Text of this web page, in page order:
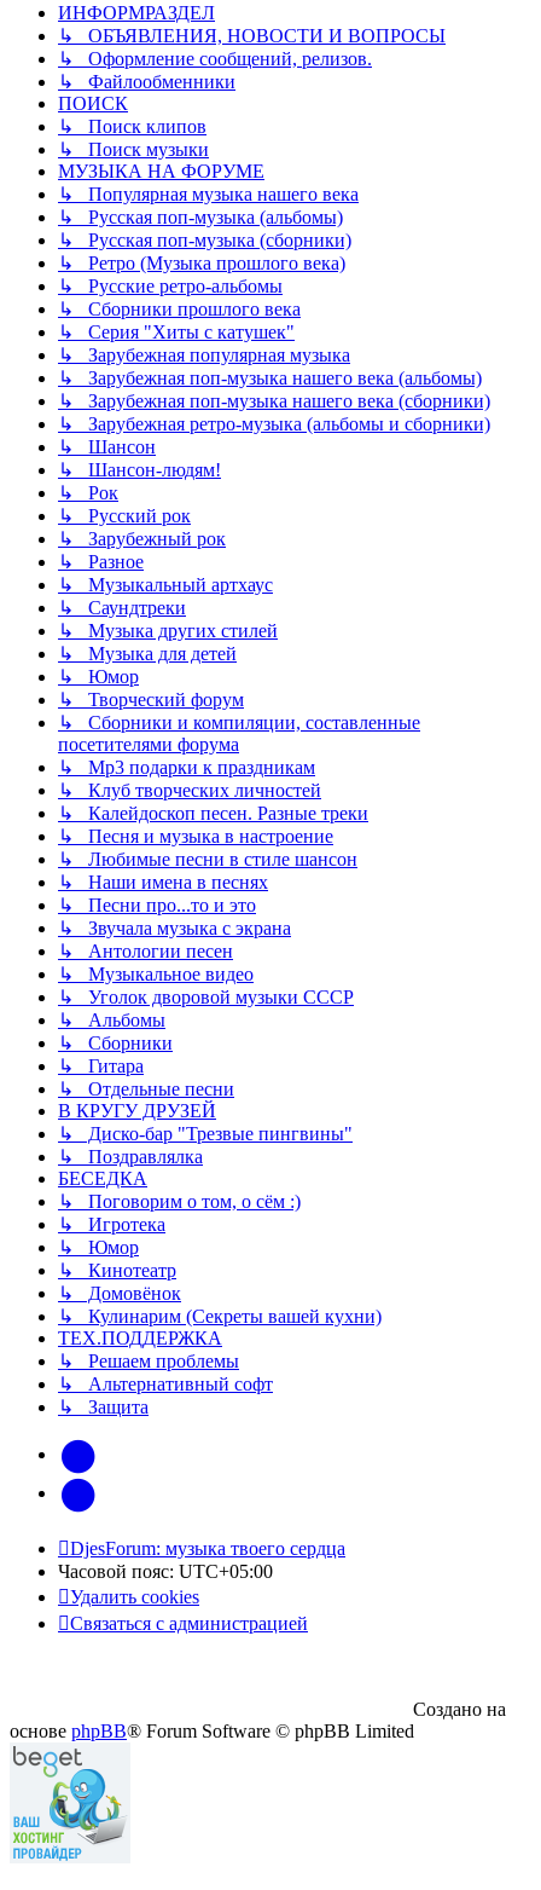
ИНФОРМРАЗДЕЛ
↳ ОБЪЯВЛЕНИЯ, НОВОСТИ И ВОПРОСЫ
↳ Оформление сообщений, релизов.
↳ Файлообменники
ПОИСК
↳ Поиск клипов
↳ Поиск музыки
МУЗЫКА НА ФОРУМЕ
↳ Популярная музыка нашего века
↳ Русская поп-музыка (альбомы)
↳ Русская поп-музыка (сборники)
↳ Ретро (Музыка прошлого века)
↳ Русские ретро-альбомы
↳ Сборники прошлого века
↳ Серия "Хиты с катушек"
↳ Зарубежная популярная музыка
↳ Зарубежная поп-музыка нашего века (альбомы)
↳ Зарубежная поп-музыка нашего века (сборники)
↳ Зарубежная ретро-музыка (альбомы и сборники)
↳ Шансон
↳ Шансон-людям!
↳ Рок
↳ Русский рок
↳ Зарубежный рок
↳ Разное
↳ Музыкальный артхаус
↳ Саундтреки
↳ Музыка других стилей
↳ Музыка для детей
↳ Юмор
↳ Творческий форум
↳ Сборники и компиляции, составленные
посетителями форума
↳ Mp3 подарки к праздникам
↳ Клуб творческих личностей
↳ Калейдоскоп песен. Разные треки
↳ Песня и музыка в настроение
↳ Любимые песни в стиле шансон
↳ Наши имена в песнях
↳ Песни про...то и это
↳ Звучала музыка с экрана
↳ Антологии песен
↳ Музыкальное видео
↳ Уголок дворовой музыки СССР
↳ Альбомы
↳ Сборники
↳ Гитара
↳ Отдельные песни
В КРУГУ ДРУЗЕЙ
↳ Диско-бар "Трезвые пингвины"
↳ Поздравлялка
БЕСЕДКА
↳ Поговорим о том, о сём :)
↳ Игротека
↳ Юмор
↳ Кинотеатр
↳ Домовёнок
↳ Кулинарим (Секреты вашей кухни)
ТЕХ.ПОДДЕРЖКА
↳ Решаем проблемы
↳ Альтернативный софт
↳ Защита
vk
Telegram
DjesForum: музыка твоего сердца
Часовой пояс: UTC+05:00
Удалить cookies
Связаться с администрацией
Создано на
основе phpBB® Forum Software © phpBB Limited